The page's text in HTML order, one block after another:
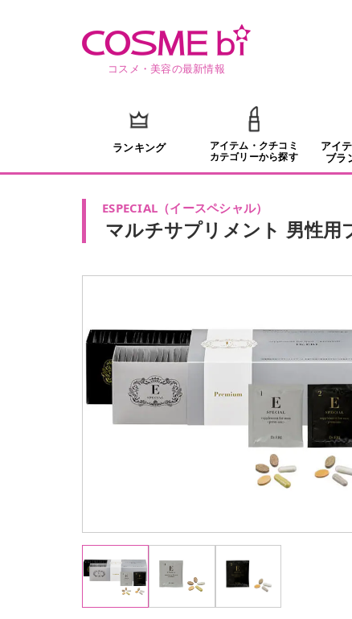
コスメ・美容の最新情報
ランキング
アイテム・クチコミ
カテゴリーから探す
アイ
ブラ
ESPECIAL （イースペシャル）
マルチサプリメント 男性用